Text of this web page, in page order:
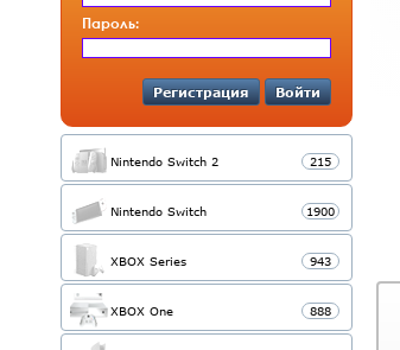
Пароль:
Регистрация Войти
Nintendo Switch 2 215
Nintendo Switch 1900
XBOX Series 943
XBOX One 888